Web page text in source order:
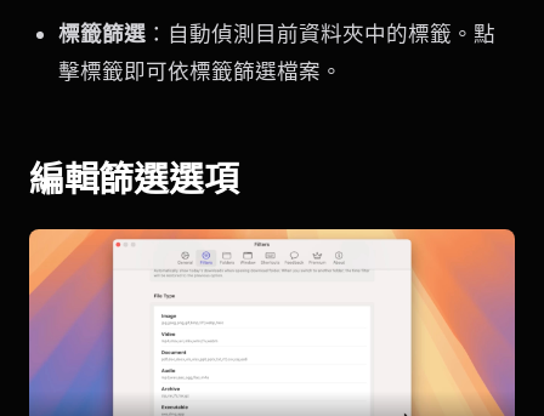
標籤篩選 ：自動偵測目前資料夾中的標籤。點
擊標籤即可依標籤篩選檔案。
編輯篩選選項